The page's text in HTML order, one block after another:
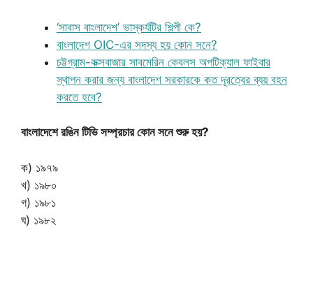
‘সাবাস বাংলাদেশ’ ভাস্কর্যটির শিল্পী কে?
বাংলাদেশ OIC-এর সদস্য হয় কোন সনে?
চট্টগ্রাম-কক্সবাজার সাবমেরিন কেবলস অপটিক্যাল ফাইবার
স্থাপন করার জন্য বাংলাদেশ সরকারকে কত দূরত্বের ব্যয় বহন
করতে হবে?
বাংলাদেশে রঙিন টিভি সম্প্রচার কোন সনে শুরু হয়?
ক) ১৯৭৯
খ) ১৯৮০
গ) ১৯৮১
ঘ) ১৯৮২